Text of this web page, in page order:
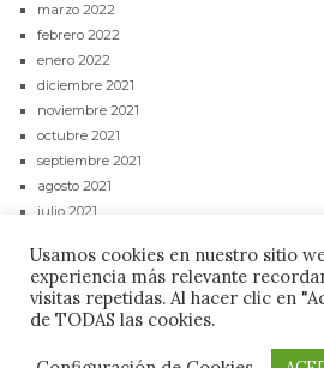
marzo 2022
febrero 2022
enero 2022
diciembre 2021
noviembre 2021
octubre 2021
septiembre 2021
agosto 2021
julio 2021
mayo 2021
abril 2021
POLÍTICA DE
Usamos cookies en nuestro sitio
experiencia más relevante
visitas repetidas. Al hacer clic en
de TODAS las cookies.